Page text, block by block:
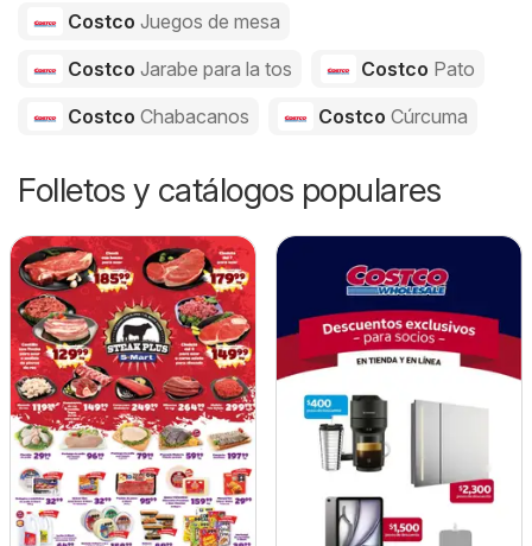
Costco Juegos de mesa
Costco Jarabe para la tos Costco Pato
Costco Chabacanos Costco Cúrcuma
Folletos y catálogos populares